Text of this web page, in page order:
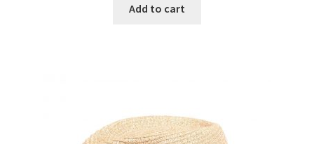
Add to cart